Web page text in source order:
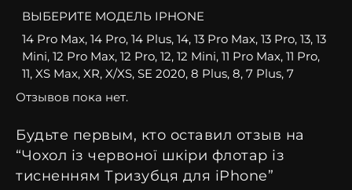
освітлення.
Чому варто купити чохол для iPhone з телячої
шкіри?
Шкіряні чохли на iPhone – це міцний захист. З таким
випаде з рук. При випадкових ударах корпус
залишиться цілим, без тріщин, подряпин та сколів.
Якісні матеріали преміум-класу
ВЫБЕРИТЕ МОДЕЛЬ IPHONE
14 Pro Max, 14 Pro, 14 Plus, 14, 13 Pro Max, 13 Pro, 13, 13
Mini, 12 Pro Max, 12 Pro, 12, 12 Mini, 11 Pro Max, 11 Pro,
11, XS Max, XR, X/XS, SE 2020, 8 Plus, 8, 7 Plus, 7
Отзывов пока нет.
Будьте первым, кто оставил отзыв на
“Чохол із червоної шкіри флотар із
тисненням Тризубця для iPhone”